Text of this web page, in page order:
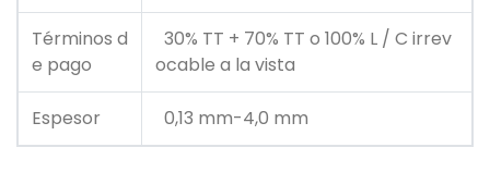
Términos d
e pago
30% TT + 70% TT o 100% L / C irrev
ocable a la vista
Espesor 0,13 mm-4,0 mm